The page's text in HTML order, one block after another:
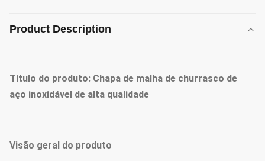
Product Description
Título do produto: Chapa de malha de churrasco de
aço inoxidável de alta qualidade
Visão geral do produto